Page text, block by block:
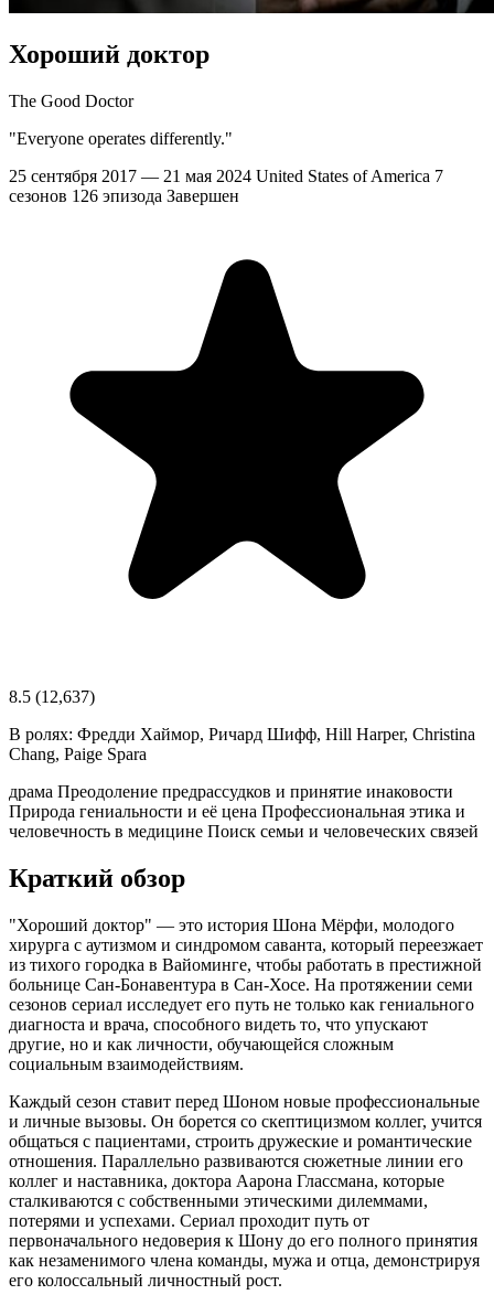
Хороший доктор
The Good Doctor
"Everyone operates differently."
25 сентября 2017 — 21 мая 2024 United States of America 7
сезонов 126 эпизода Завершен
8.5 (12,637)
В ролях: Фредди Хаймор, Ричард Шифф, Hill Harper, Christina
Chang, Paige Spara
драма Преодоление предрассудков и принятие инаковости
Природа гениальности и её цена Профессиональная этика и
человечность в медицине Поиск семьи и человеческих связей
Краткий обзор
"Хороший доктор" — это история Шона Мёрфи, молодого
хирурга с аутизмом и синдромом саванта, который переезжает
из тихого городка в Вайоминге, чтобы работать в престижной
больнице Сан-Бонавентура в Сан-Хосе. На протяжении семи
сезонов сериал исследует его путь не только как гениального
диагноста и врача, способного видеть то, что упускают
другие, но и как личности, обучающейся сложным
социальным взаимодействиям.
Каждый сезон ставит перед Шоном новые профессиональные
и личные вызовы. Он борется со скептицизмом коллег, учится
общаться с пациентами, строить дружеские и романтические
отношения. Параллельно развиваются сюжетные линии его
коллег и наставника, доктора Аарона Глассмана, которые
сталкиваются с собственными этическими дилеммами,
потерями и успехами. Сериал проходит путь от
первоначального недоверия к Шону до его полного принятия
как незаменимого члена команды, мужа и отца, демонстрируя
его колоссальный личностный рост.